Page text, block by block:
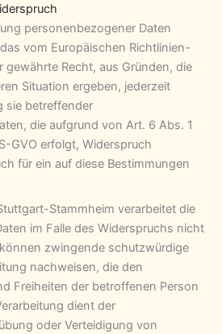
personenbezogener Daten
vom Europäischen Richtlinien-
gewährte Recht, aus Gründen, die
Situation ergeben, jederzeit
sie betreffender
die aufgrund von Art. 6 Abs. 1
GVO erfolgt, Widerspruch
für ein auf diese Bestimmungen
Stammheim verarbeitet die
im Falle des Widerspruchs nicht
zwingende schutzwürdige
nachweisen, die den
Freiheiten der betroffenen Person
dient der
oder Verteidigung von